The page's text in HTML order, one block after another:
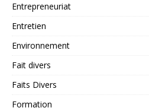
Entrepreneuriat
Entretien
Environnement
Fait divers
Faits Divers
Formation